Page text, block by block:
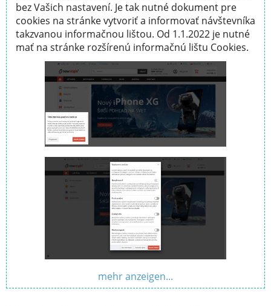
bez Vašich nastavení. Je tak nutné dokument pre
cookies na stránke vytvoriť a informovať návštevníka
takzvanou informačnou lištou. Od 1.1.2022 je nutné
mať na stránke rozšírenú informačnú lištu Cookies.
mehr anzeigen...